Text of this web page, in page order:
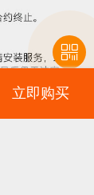
立即购买